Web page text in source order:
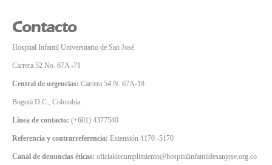
Contacto
Hospital Infantil Universitario de San José.
Carrera 52 No. 67A -71
Central de urgencias: Carrera 54 N. 67A-18
Bogotá D.C., Colombia.
Línea de contacto: (+601) 4377540
Referencia y contrarreferencia: Extensión 1170 -5170
Canal de denuncias éticas: oficialdecumplimiento@hospitalinfantildesanjose.org.co